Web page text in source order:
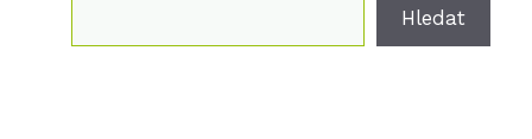
Hledat